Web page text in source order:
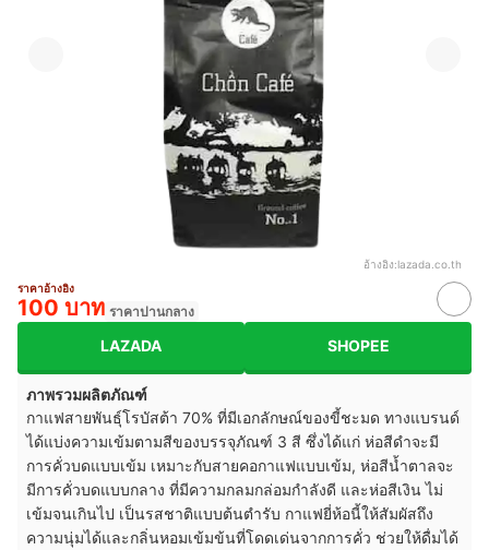
อ้างอิง:lazada.co.th
ราคาอ้างอิง
100 บาท ราคาปานกลาง
LAZADA SHOPEE
ภาพรวมผลิตภัณฑ์
กาแฟสายพันธุ์โรบัสต้า 70% ที่มีเอกลักษณ์ของขี้ชะมด ทางแบรนด์
ได้แบ่งความเข้มตามสีของบรรจุภัณฑ์ 3 สี ซึ่งได้แก่ ห่อสีดำจะมี
การคั่วบดแบบเข้ม เหมาะกับสายคอกาแฟแบบเข้ม, ห่อสีน้ำตาลจะ
มีการคั่วบดแบบกลาง ที่มีความกลมกล่อมกำลังดี และห่อสีเงิน ไม่
เข้มจนเกินไป เป็นรสชาติแบบต้นตำรับ กาแฟยี่ห้อนี้ให้สัมผัสถึง
ความนุ่มได้และกลิ่นหอมเข้มข้นที่โดดเด่นจากการคั่ว ช่วยให้ดื่มได้